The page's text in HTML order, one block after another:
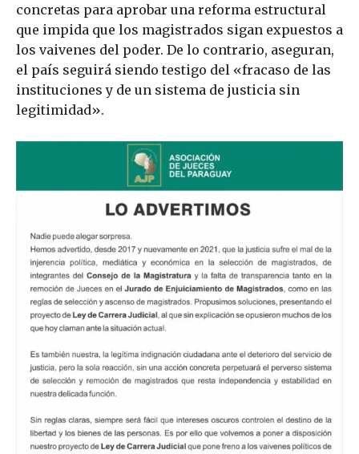
concretas para aprobar una reforma estructural
que impida que los magistrados sigan expuestos a
los vaivenes del poder. De lo contrario, aseguran,
el país seguirá siendo testigo del «fracaso de las
instituciones y de un sistema de justicia sin
legitimidad».